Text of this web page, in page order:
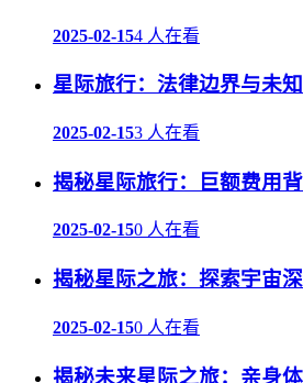
2025-02-154 人在看
星际旅行：法律边界与未
2025-02-153 人在看
揭秘星际旅行：巨额费用
2025-02-150 人在看
揭秘星际之旅：探索宇宙
2025-02-150 人在看
揭秘未来星际之旅：亲身